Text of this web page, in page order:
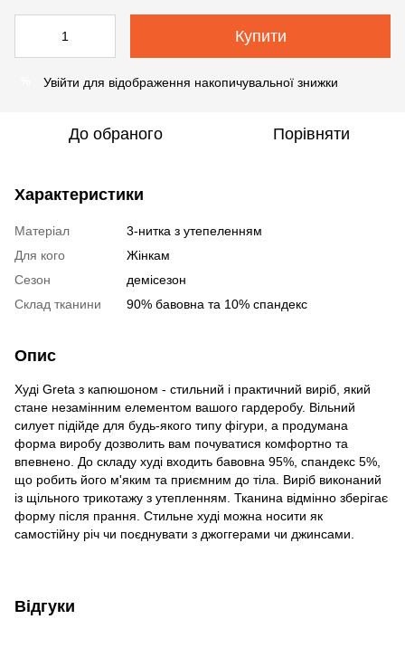
Купити
Увійти для відображення накопичувальної знижки
До обраного Порівняти
Характеристики
Матеріал
3-нитка з утепеленням
Для кого
Жінкам
Сезон
демісезон
Склад тканини
90% бавовна та 10% спандекс
Опис
Худі Greta з капюшоном - стильний і практичний виріб, який
стане незамінним елементом вашого гардеробу. Вільний
силует підійде для будь-якого типу фігури, а продумана
форма виробу дозволить вам почуватися комфортно та
впевнено. До складу худі входить бавовна 95%, спандекс 5%,
що робить його м'яким та приємним до тіла. Виріб виконаний
із щільного трикотажу з утепленням. Тканина відмінно зберігає
форму після прання. Стильне худі можна носити як
самостійну річ чи поєднувати з джоггерами чи джинсами.
Відгуки